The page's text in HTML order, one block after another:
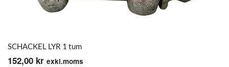
SCHACKEL LYR 1 tum
152,00 kr exkl.moms